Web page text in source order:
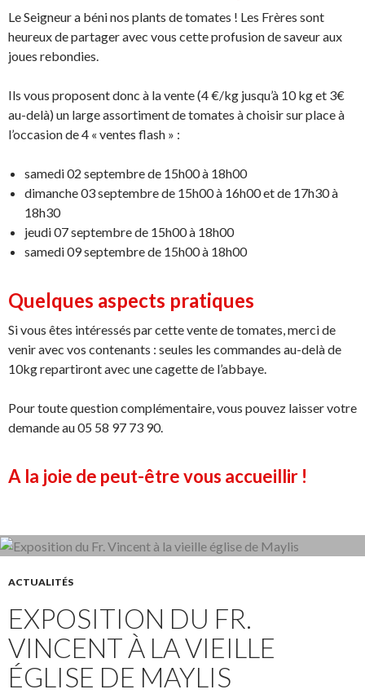
Le Seigneur a béni nos plants de tomates ! Les Frères sont
heureux de partager avec vous cette profusion de saveur aux
joues rebondies.
Ils vous proposent donc à la vente (4 €/kg jusqu’à 10 kg et 3€
au-delà) un large assortiment de tomates à choisir sur place à
l’occasion de 4 « ventes flash » :
samedi 02 septembre de 15h00 à 18h00
dimanche 03 septembre de 15h00 à 16h00 et de 17h30 à
18h30
jeudi 07 septembre de 15h00 à 18h00
samedi 09 septembre de 15h00 à 18h00
Quelques aspects pratiques
Si vous êtes intéressés par cette vente de tomates, merci de
venir avec vos contenants : seules les commandes au-delà de
10kg repartiront avec une cagette de l’abbaye.
Pour toute question complémentaire, vous pouvez laisser votre
demande au 05 58 97 73 90.
A la joie de peut-être vous accueillir !
ACTUALITÉS
EXPOSITION DU FR.
VINCENT À LA VIEILLE
ÉGLISE DE MAYLIS